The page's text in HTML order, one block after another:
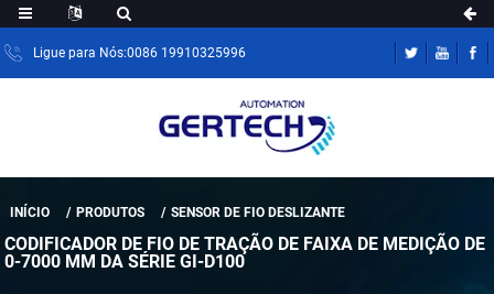
Ligue para Nós:0086 19910325996
INÍCIO PRODUTOS SENSOR DE FIO DESLIZANTE
CODIFICADOR DE FIO DE TRAÇÃO DE FAIXA DE MEDIÇÃO DE
0-7000 MM DA SÉRIE GI-D100